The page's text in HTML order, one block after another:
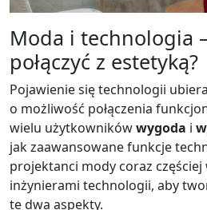
Moda i technologia
połączyć z estetyką?
Pojawienie się technologii
o możliwość połączenia
wielu użytkownikówwygoda i
jak zaawansowane funkcje
projektanci mody coraz częściej
inżynierami technologii, aby
te dwa aspekty.